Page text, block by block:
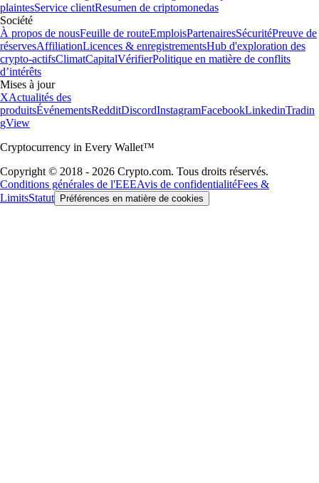
plaintesService clientResumen de criptomonedas
Société
À propos de nousFeuille de routeEmploisPartenairesSécuritéPreuve de
réservesAffiliationLicences & enregistrementsHub d'exploration des
crypto-actifsClimatCapitalVérifierPolitique en matière de conflits
d’intérêts
Mises à jour
XActualités des
produitsÉvénementsRedditDiscordInstagramFacebookLinkedinTradin
gView
Cryptocurrency in Every Wallet™
Copyright © 2018 - 2026 Crypto.com. Tous droits réservés.
Conditions générales de l'EEEAvis de confidentialitéFees &
LimitsStatut Préférences en matière de cookies